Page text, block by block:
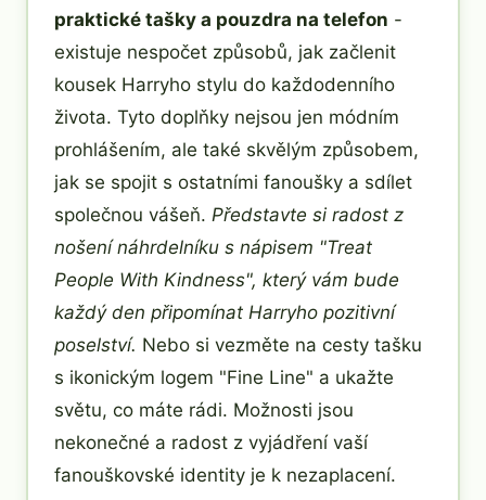
praktické tašky a pouzdra na telefon -
existuje nespočet způsobů, jak začlenit
kousek Harryho stylu do každodenního
života. Tyto doplňky nejsou jen módním
prohlášením, ale také skvělým způsobem,
jak se spojit s ostatními fanoušky a sdílet
společnou vášeň. Představte si radost z
nošení náhrdelníku s nápisem "Treat
People With Kindness", který vám bude
každý den připomínat Harryho pozitivní
poselství. Nebo si vezměte na cesty tašku
s ikonickým logem "Fine Line" a ukažte
světu, co máte rádi. Možnosti jsou
nekonečné a radost z vyjádření vaší
fanouškovské identity je k nezaplacení.